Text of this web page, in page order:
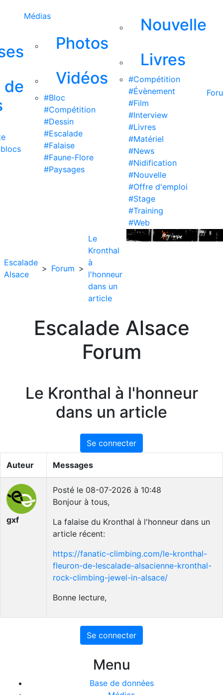
de
Médias
Photos
Vidéos
#Bloc
#Compétition
#Dessin
#Escalade
#Falaise
#Faune-Flore
#Paysages
Nouvelle
Livres
#Compétition
#Évènement
#Film
#Interview
#Livres
#Matériel
#News
#Nidification
#Nouvelle
#Offre d'emploi
#Stage
#Training
#Web
Escalade
Alsace
> Forum >
Le
Kronthal
à
l'honneur
dans un
article
Escalade Alsace
Forum
Le Kronthal à l'honneur
dans un article
Se connecter
Auteur Messages
gxf
Posté le 08-07-2026 à 10:48
Bonjour à tous,
La falaise du Kronthal à l'honneur dans un
article récent:
https://fanatic-climbing.com/le-kronthal-
fleuron-de-lescalade-alsacienne-kronthal-
rock-climbing-jewel-in-alsace/
Bonne lecture,
Se connecter
Menu
Base de données